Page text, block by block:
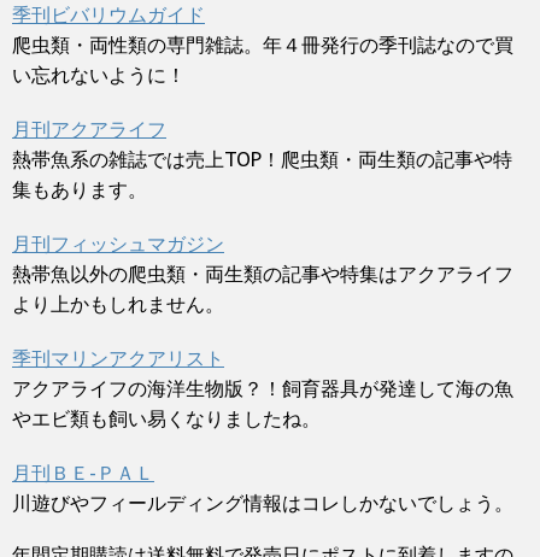
季刊ビバリウムガイド
爬虫類・両性類の専門雑誌。年４冊発行の季刊誌なので買
い忘れないように！
月刊アクアライフ
熱帯魚系の雑誌では売上TOP！爬虫類・両生類の記事や特
集もあります。
月刊フィッシュマガジン
熱帯魚以外の爬虫類・両生類の記事や特集はアクアライフ
より上かもしれません。
季刊マリンアクアリスト
アクアライフの海洋生物版？！飼育器具が発達して海の魚
やエビ類も飼い易くなりましたね。
月刊ＢＥ-ＰＡＬ
川遊びやフィールディング情報はコレしかないでしょう。